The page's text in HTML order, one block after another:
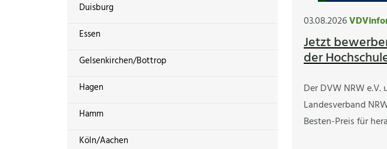
Duisburg
Essen
Gelsenkirchen/Bottrop
Hagen
Hamm
Köln/Aachen
03.08.2026
Jetzt
der
Der DVW NRW e.V.
Landesverband
Besten-Preis für